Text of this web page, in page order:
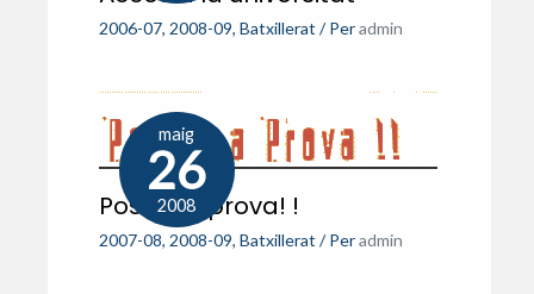
2006-07, 2008-09, Batxillerat / Per admin
maig
26
2008
Posa’ t a prova! !
2007-08, 2008-09, Batxillerat / Per admin